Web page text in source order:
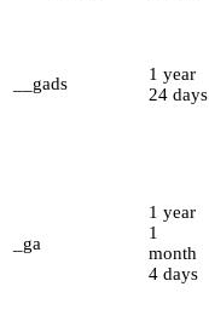
__gads
1 year
24 days
_ga
1 year
1
month
4 days